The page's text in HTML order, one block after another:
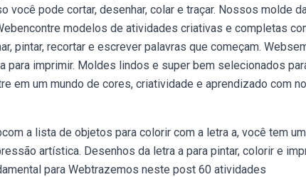
pode cortar, desenhar, colar e traçar. Nossos molde
modelos de atividades criativas e completas
pintar, recortar e escrever palavras que começam.
imprimir. Moldes lindos e super bem selecionados
em um mundo de cores, criatividade e aprendizado com
a lista de objetos para colorir com a letra a, você tem
artística. Desenhos da letra a para pintar, colorir e
para Webtrazemos neste post 60 atividades